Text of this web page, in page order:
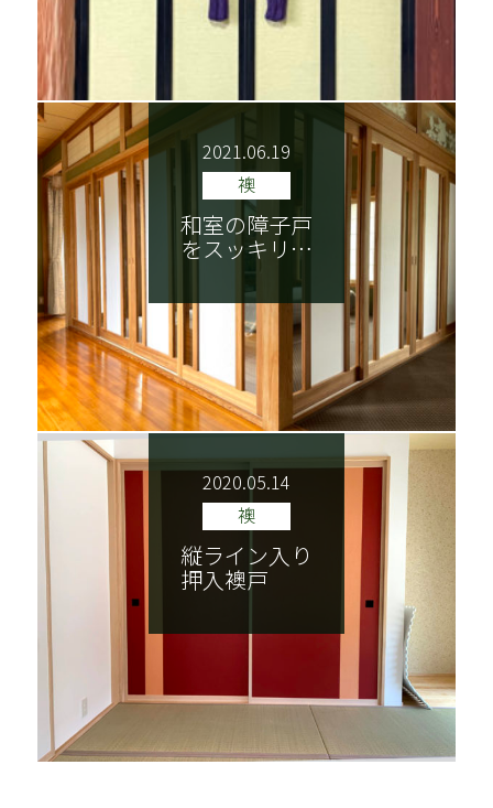
2021.06.19
襖
和室の障子戸
をスッキリ…
2020.05.14
襖
縦ライン入り
押入襖戸